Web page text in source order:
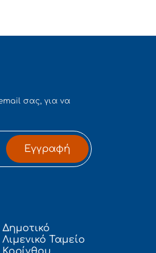
σας, για να
Εγγραφή
Δημοτικό
Λιμενικό Ταμείο